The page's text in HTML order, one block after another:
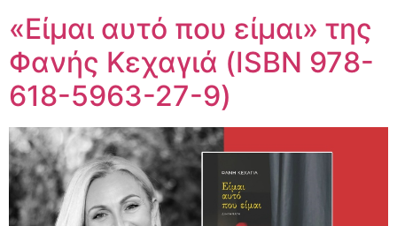
«Είμαι αυτό που είμαι» της
Φανής Κεχαγιά (ISBN 978-
618-5963-27-9)